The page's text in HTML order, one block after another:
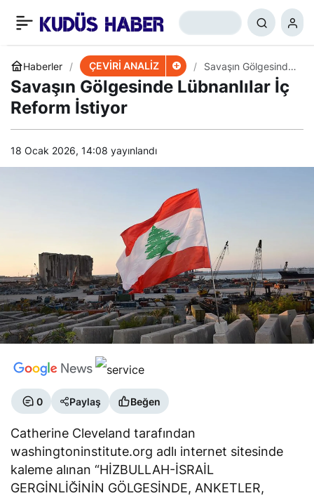
Haberler ÇEVİRİ ANALİZ
Savaşın Gölgesinde
Lübnanlılar İç
Reform İstiyor
Savaşın Gölgesinde Lübnanlılar İç
Reform İstiyor
18 Ocak 2026, 14:08 yayınlandı
0 Paylaş Beğen
Catherine Cleveland tarafından
washingtoninstitute.org adlı internet sitesinde
kaleme alınan “HİZBULLAH-İSRAİL
GERGİNLİĞİNİN GÖLGESİNDE, ANKETLER,
Hizbullah’la Savaş
Gazze’den Daha Zor
Olacak
+ 0 Paylaş